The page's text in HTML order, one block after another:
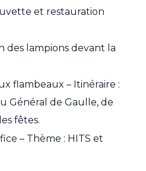
et restauration
des lampions devant la
flambeaux – Itinéraire :
Général de Gaulle, de
fêtes.
– Thème : HITS et